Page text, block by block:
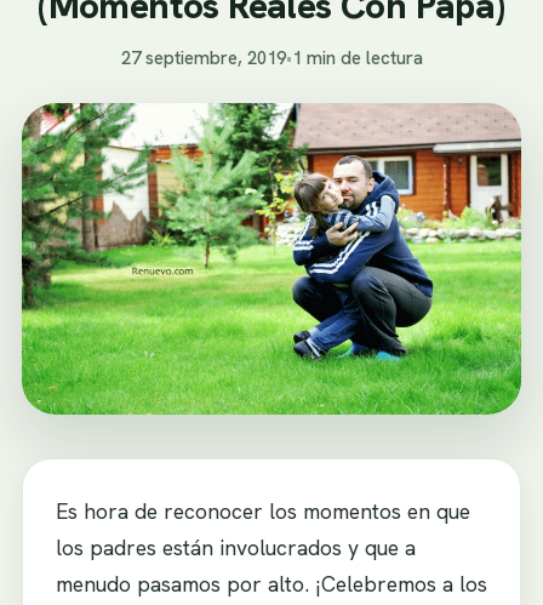
27 septiembre, 2019•1 min de lectura
Es hora de reconocer los momentos en que
los padres están involucrados y que a
menudo pasamos por alto. ¡Celebremos a los